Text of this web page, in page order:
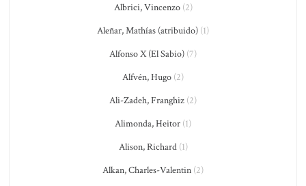
Albrici, Vincenzo(2)
Aleñar, Mathías (atribuido) (1)
Alfonso X (El Sabio) (7)
Alfvén, Hugo (2)
Ali-Zadeh, Franghiz (2)
Alimonda, Heitor (1)
Alison, Richard(1)
Alkan, Charles-Valentin (2)